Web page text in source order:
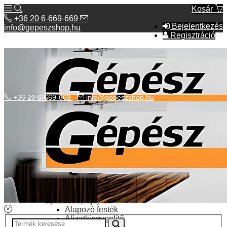
Kosár
Bejelentkezés
Regisztráció
+36 20 6-669-669
info@gepeszshop.hu
Kategóriák menü
Bolhapiac
Elektromos fűtés
Építkezés, fejújítás
Alapozó festék
Aljzatkiegyenlítő
+36 20 6-669-669 info@gepeszshop.hu